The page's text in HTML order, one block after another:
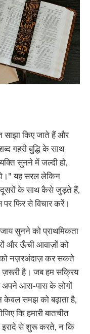
साझा किए जाते हैं और
गहरी बुद्धि के साथ
सुनने में जल्दी हो,
यह सरल लेकिन
दूसरों के साथ कैसे जुड़ते हैं,
फिर से विचार करें।
सुनने को प्राथमिकता
और ऊँची आवाज़ों को
को नज़रअंदाज़ कर सकते
ज़रूरी है। जब हम सक्रिय
अपने आस-पास के लोगों
केवल समझ को बढ़ाता है,
कि हमारी बातचीत
से शुरू करते, न कि